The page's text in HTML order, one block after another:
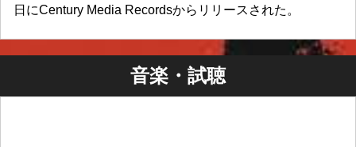
日にCentury Media Recordsからリリースされた。
音楽・試聴